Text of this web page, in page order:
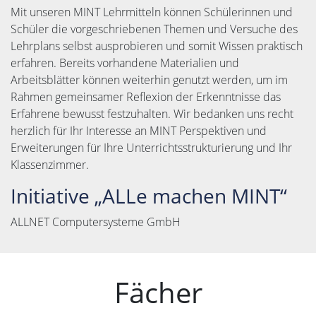
Mit unseren MINT Lehrmitteln können Schülerinnen und
Schüler die vorgeschriebenen Themen und Versuche des
Lehrplans selbst ausprobieren und somit Wissen praktisch
erfahren. Bereits vorhandene Materialien und
Arbeitsblätter können weiterhin genutzt werden, um im
Rahmen gemeinsamer Reflexion der Erkenntnisse das
Erfahrene bewusst festzuhalten. Wir bedanken uns recht
herzlich für Ihr Interesse an MINT Perspektiven und
Erweiterungen für Ihre Unterrichtsstrukturierung und Ihr
Klassenzimmer.
Initiative „ALLe machen MINT“
ALLNET Computersysteme GmbH​
Fächer